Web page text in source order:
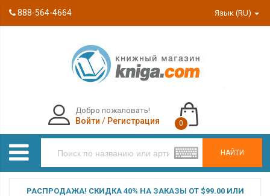
888-564-4664 Язык (RU)
НАЙТИ
Добро пожаловать!
Войти / Регистрация 0
РАСПРОДАЖА! СКИДКА 40% НА ЗАКАЗЫ ОТ $99.00 ИЛИ